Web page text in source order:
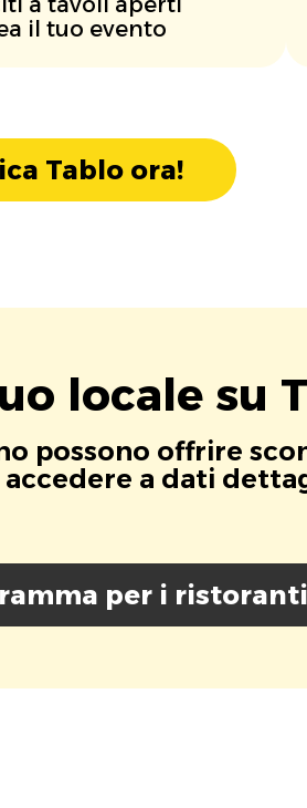
il tuo evento
Tablo ora!
locale su
possono offrire
a dati
per i ristoranti